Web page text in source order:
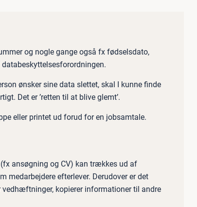
og nogle gange også fx fødselsdato,
ønsker sine data slettet, skal I kunne finde
Det er ’retten til at blive glemt’.
eller printet ud forud for en jobsamtale.
ansøgning og CV) kan trækkes ud af
medarbejdere efterlever. Derudover er det
vedhæftninger, kopierer informationer til andre